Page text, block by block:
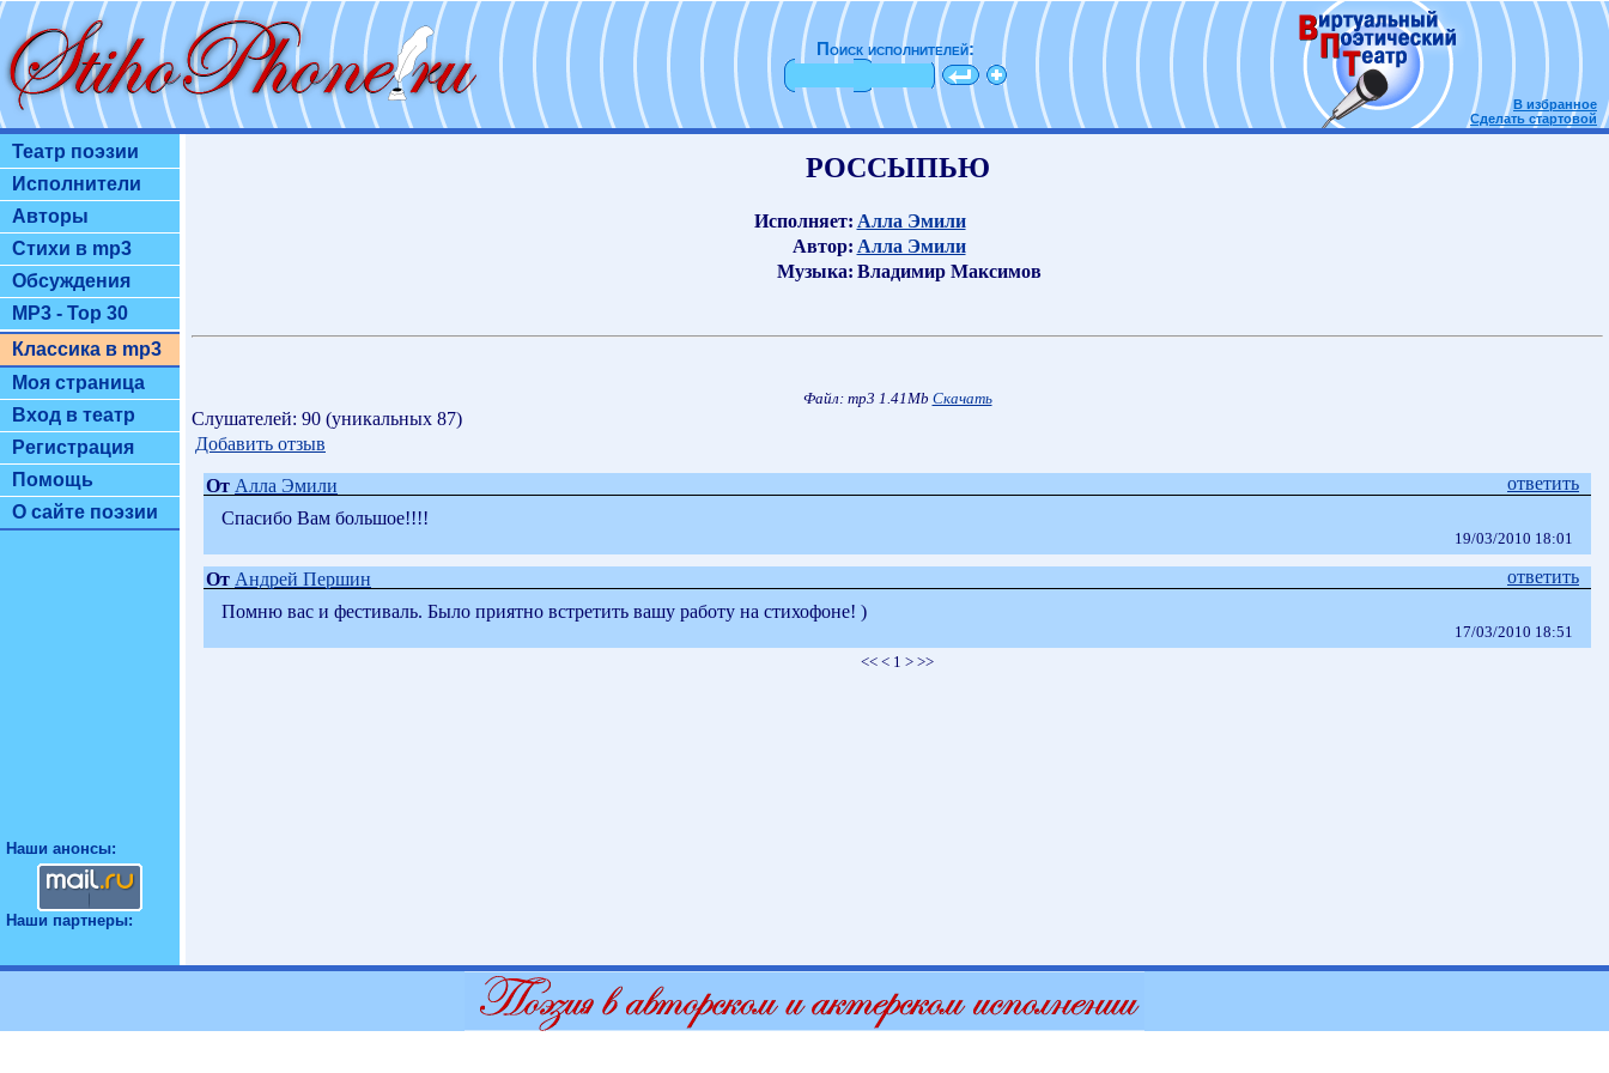
Поиск исполнителей:
В избранное
Сделать стартовой
Театр поэзии
Исполнители
Авторы
Стихи в mp3
Обсуждения
MP3 - Top 30
Классика в mp3
Моя страница
Вход в театр
Регистрация
Помощь
О сайте поэзии
Наши анонсы:
Наши партнеры:
РОССЫПЬЮ
Исполняет: Алла Эмили
Автор: Алла Эмили
Музыка: Владимир Максимов
Файл: mp3 1.41Mb Скачать
Слушателей: 90 (уникальных 87)
Добавить отзыв
От Алла Эмили
ответить
Спасибо Вам большое!!!!
19/03/2010 18:01
От Андрей Першин
ответить
Помню вас и фестиваль. Было приятно встретить вашу работу на стихофоне! )
17/03/2010 18:51
<< < 1 > >>